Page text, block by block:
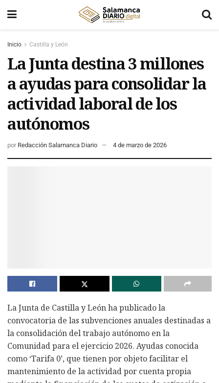
Inicio Castilla y León
La Junta destina 3 millones
a ayudas para consolidar la
actividad laboral de los
autónomos
por Redacción Salamanca Diario 4 de marzo de 2026
La Junta de Castilla y León ha publicado la
convocatoria de las subvenciones anuales destinadas a
la consolidación del trabajo autónomo en la
Comunidad para el ejercicio 2026. Ayudas conocida
como ‘Tarifa 0’, que tienen por objeto facilitar el
mantenimiento de la actividad por cuenta propia